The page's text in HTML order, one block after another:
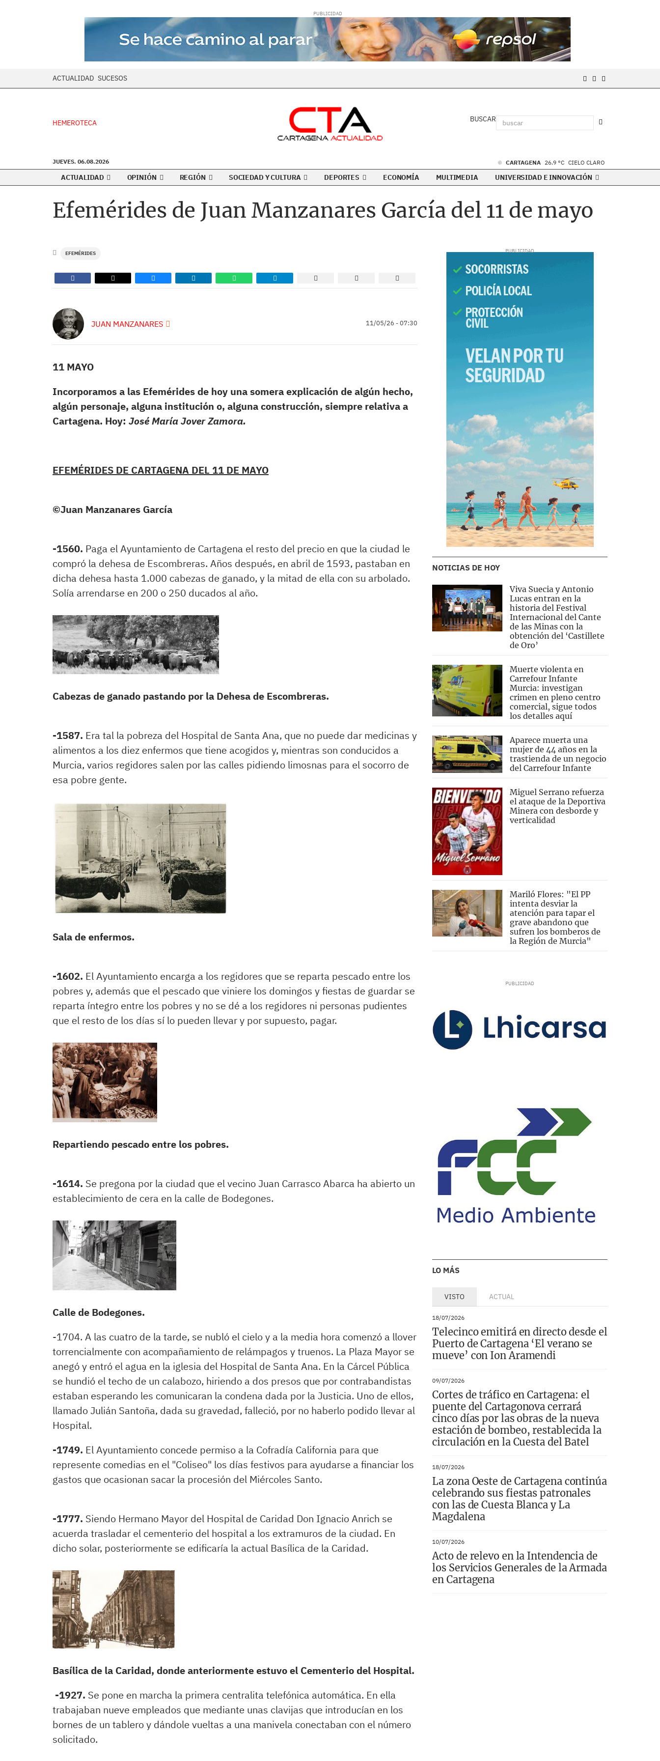
ACTUALIDAD SUCESOS
HEMEROTECA BUSCAR
JUEVES. 06.08.2026 CARTAGENA 26.9 °C CIELO CLARO
ACTUALIDAD OPINIÓN REGIÓN SOCIEDAD Y CULTURA DEPORTES ECONOMÍA MULTIMEDIA UNIVERSIDAD E INNOVACIÓN
Efemérides de Juan Manzanares García del 11 de mayo
EFEMÉRIDES
JUAN MANZANARES 11/05/26 - 07:30
11 MAYO
Incorporamos a las Efemérides de hoy una somera explicación de algún hecho,
algún personaje, alguna institución o, alguna construcción, siempre relativa a
Cartagena. Hoy: José María Jover Zamora.
EFEMÉRIDES DE CARTAGENA DEL 11 DE MAYO
©Juan Manzanares García
-1560. Paga el Ayuntamiento de Cartagena el resto del precio en que la ciudad le
compró la dehesa de Escombreras. Años después, en abril de 1593, pastaban en
dicha dehesa hasta 1.000 cabezas de ganado, y la mitad de ella con su arbolado.
Solía arrendarse en 200 o 250 ducados al año.
Cabezas de ganado pastando por la Dehesa de Escombreras.
-1587. Era tal la pobreza del Hospital de Santa Ana, que no puede dar medicinas y
alimentos a los diez enfermos que tiene acogidos y, mientras son conducidos a
Murcia, varios regidores salen por las calles pidiendo limosnas para el socorro de
esa pobre gente.
Sala de enfermos.
-1602. El Ayuntamiento encarga a los regidores que se reparta pescado entre los
pobres y, además que el pescado que viniere los domingos y fiestas de guardar se
reparta íntegro entre los pobres y no se dé a los regidores ni personas pudientes
que el resto de los días sí lo pueden llevar y por supuesto, pagar.
Repartiendo pescado entre los pobres.
-1614. Se pregona por la ciudad que el vecino Juan Carrasco Abarca ha abierto un
establecimiento de cera en la calle de Bodegones.
Calle de Bodegones.
-1704. A las cuatro de la tarde, se nubló el cielo y a la media hora comenzó a llover
torrencialmente con acompañamiento de relámpagos y truenos. La Plaza Mayor se
anegó y entró el agua en la iglesia del Hospital de Santa Ana. En la Cárcel Pública
se hundió el techo de un calabozo, hiriendo a dos presos que por contrabandistas
estaban esperando les comunicaran la condena dada por la Justicia. Uno de ellos,
llamado Julián Santoña, dada su gravedad, falleció, por no haberlo podido llevar al
Hospital.
-1749. El Ayuntamiento concede permiso a la Cofradía California para que
represente comedias en el "Coliseo" los días festivos para ayudarse a financiar los
gastos que ocasionan sacar la procesión del Miércoles Santo.
-1777. Siendo Hermano Mayor del Hospital de Caridad Don Ignacio Anrich se
acuerda trasladar el cementerio del hospital a los extramuros de la ciudad. En
dicho solar, posteriormente se edificaría la actual Basílica de la Caridad.
Basílica de la Caridad, donde anteriormente estuvo el Cementerio del Hospital.
-1927. Se pone en marcha la primera centralita telefónica automática. En ella
trabajaban nueve empleados que mediante unas clavijas que introducían en los
bornes de un tablero y dándole vueltas a una manivela conectaban con el número
solicitado.
NOTICIAS DE HOY
Viva Suecia y Antonio
Lucas entran en la
historia del Festival
Internacional del Cante
de las Minas con la
obtención del ‘Castillete
de Oro’
Muerte violenta en
Carrefour Infante
Murcia: investigan
crimen en pleno centro
comercial, sigue todos
los detalles aquí
Aparece muerta una
mujer de 44 años en la
trastienda de un negocio
del Carrefour Infante
Miguel Serrano refuerza
el ataque de la Deportiva
Minera con desborde y
verticalidad
Mariló Flores: "El PP
intenta desviar la
atención para tapar el
grave abandono que
sufren los bomberos de
la Región de Murcia"
LO MÁS
VISTO ACTUAL
18/07/2026
Telecinco emitirá en directo desde el
Puerto de Cartagena ‘El verano se
mueve’ con Ion Aramendi
09/07/2026
Cortes de tráfico en Cartagena: el
puente del Cartagonova cerrará
cinco días por las obras de la nueva
estación de bombeo, restablecida la
circulación en la Cuesta del Batel
18/07/2026
La zona Oeste de Cartagena continúa
celebrando sus fiestas patronales
con las de Cuesta Blanca y La
Magdalena
10/07/2026
Acto de relevo en la Intendencia de
los Servicios Generales de la Armada
en Cartagena